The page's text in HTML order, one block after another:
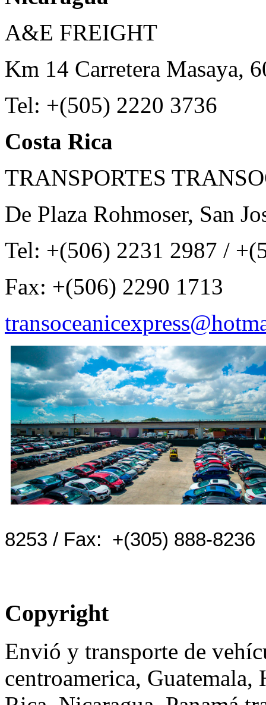
A&E FREIGHT
Km 14 Carretera Masaya,
Tel: +(505) 2220 3736
Costa Rica
TRANSPORTES
De Plaza Rohmoser, San
Tel: +(506) 2231 2987 /
Fax: +(506) 2290 1713
8253 / Fax: +(305) 888-8236
Copyright
Envió y transporte de
centroamerica,